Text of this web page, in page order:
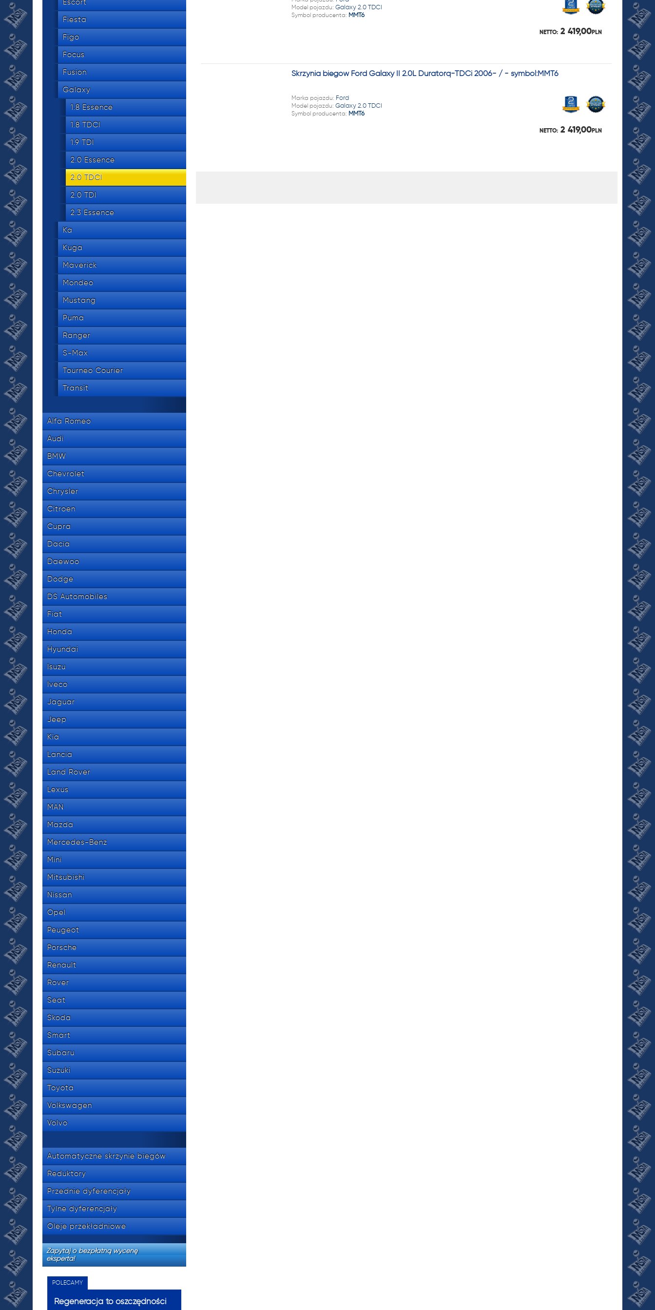
tel.
Escort
Fiesta
Figo
Focus
Fusion
Galaxy
1.8 Essence
1.8 TDCI
1.9 TDI
2.0 Essence
2.0 TDCI
2.0 TDI
2.3 Essence
Ka
Kuga
Maverick
Mondeo
Mustang
Puma
Ranger
S-Max
Tourneo Courier
Transit
Alfa Romeo
Audi
BMW
Chevrolet
Chrysler
Citroen
Cupra
Dacia
Daewoo
Dodge
DS Automobiles
Fiat
Honda
Hyundai
Isuzu
Iveco
Jaguar
Jeep
Kia
Lancia
Land Rover
Lexus
MAN
Mazda
Mercedes-Benz
Mini
Mitsubishi
Nissan
Opel
Peugeot
Porsche
Renault
Rover
Seat
Skoda
Smart
Subaru
Suzuki
Toyota
Volkswagen
Volvo
Automatyczne skrzynie biegów
Reduktory
Przednie dyferencjały
Tylne dyferencjały
Oleje przekładniowe
Zapytaj o bezpłatną wycenę
eksperta!
POLECAMY
Regeneracja to oszczędności
Model pojazdu: Galaxy 2.0 TDCI
Symbol producenta: MMT6
NETTO: 2 419,00PLN
Skrzynia biegów Ford Galaxy II 2.0L Duratorq-TDCi 2006- / - symbol:MMT6
Marka pojazdu: Ford
Model pojazdu: Galaxy 2.0 TDCI
Symbol producenta: MMT6
NETTO: 2 419,00PLN